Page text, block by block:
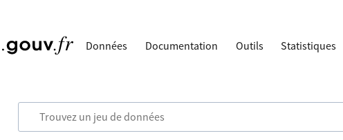
Données Documentation Outils Statistiques